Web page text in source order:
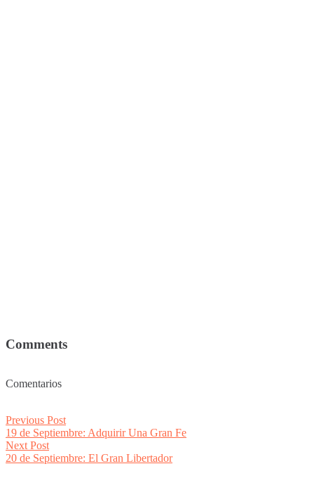
Comments
Comentarios
Post
navigation
Previous PostPrevious
post:
19 de Septiembre: Adquirir Una Gran Fe
Next PostNext
post:
20 de Septiembre: El Gran Libertador